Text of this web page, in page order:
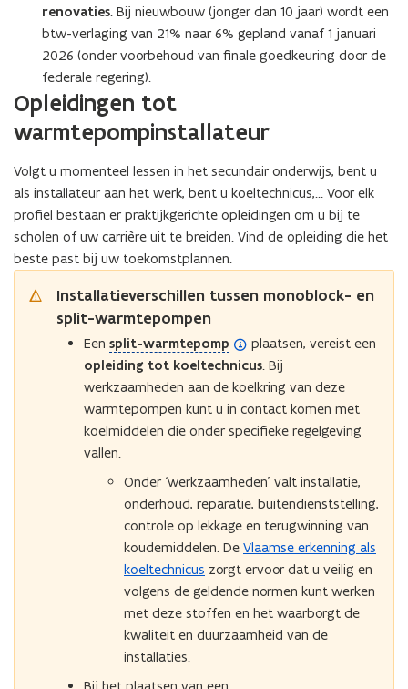
renovaties. Bij nieuwbouw (jonger dan 10 jaar) wordt een
btw-verlaging van 21% naar 6% gepland vanaf 1 januari
2026 (onder voorbehoud van finale goedkeuring door de
federale regering).
Opleidingen tot
warmtepompinstallateur
Volgt u momenteel lessen in het secundair onderwijs, bent u
als installateur aan het werk, bent u koeltechnicus,… Voor elk
profiel bestaan er praktijkgerichte opleidingen om u bij te
scholen of uw carrière uit te breiden. Vind de opleiding die het
beste past bij uw toekomstplannen.
Installatieverschillen tussen monoblock- en
split-warmtepompen
Een split-warmtepomp
(
o
p
e
n
d
plaatsen, vereist een
opleiding tot koeltechnicus. Bij
werkzaamheden aan de koelkring van deze
warmtepompen kunt u in contact komen met
koelmiddelen die onder specifieke regelgeving
vallen.
Onder ‘werkzaamheden’ valt installatie,
onderhoud, reparatie, buitendienststelling,
controle op lekkage en terugwinning van
koudemiddelen. De Vlaamse erkenning als
koeltechnicus zorgt ervoor dat u veilig en
volgens de geldende normen kunt werken
met deze stoffen en het waarborgt de
kwaliteit en duurzaamheid van de
installaties.